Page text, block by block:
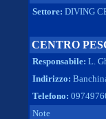
Settore: DIVING
CENTRO
Responsabile: L.
Indirizzo:
Telefono:
Note